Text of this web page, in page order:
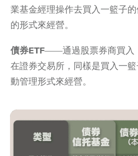
業基金經理操作去買入一籃子
的形式來經營。
債券ETF——通過股票券商買入
在證券交易所，同樣是買入一
動管理形式來經營。